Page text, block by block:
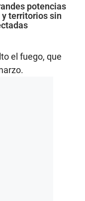
potencias
territorios sin
el fuego, que